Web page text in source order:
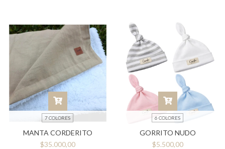
7 COLORES
MANTA CORDERITO
$35.000,00
6 COLORES
GORRITO NUDO
$5.500,00